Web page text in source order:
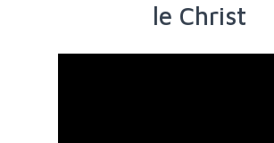
le Christ